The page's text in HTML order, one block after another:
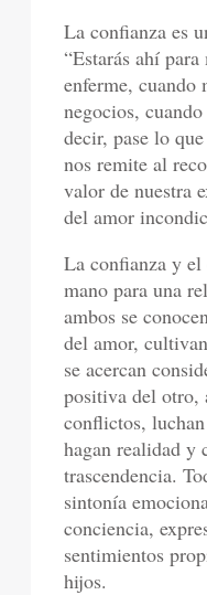
La confianza es
“Estarás ahí
enferme, cuando
negocios,
decir, pase lo
nos remite al
valor de nuestra
del amor
La confianza y
mano para una
ambos se
del amor,
se acercan
positiva del otro,
conflictos,
hagan realidad y
trascendencia.
sintonía
conciencia,
sentimientos
hijos.